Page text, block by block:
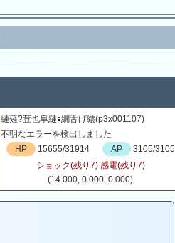
縺薙?荳也阜縺ｮ繝舌げ繧(p3x001107)
不明なエラーを検出しました
HP
15655/31914 AP
3105/3105
ショック(残り7) 感電(残り7)
(14.000, 0.000, 0.000)